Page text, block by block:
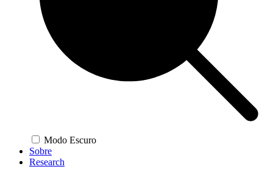
Modo Escuro
Sobre
Research